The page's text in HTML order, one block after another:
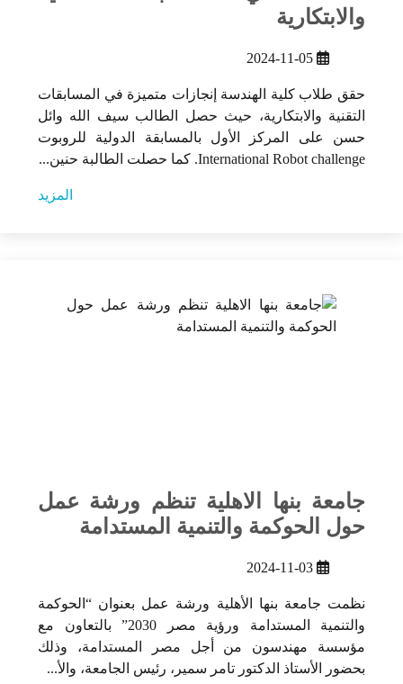
والابتكارية
2024-11-05
حقق طلاب كلية الهندسة إنجازات متميزة في المسابقات
التقنية والابتكارية، حيث حصل الطالب سيف الله وائل
حسن على المركز الأول بالمسابقة الدولية للروبوت
International Robot challenge. كما حصلت الطالبة حنين...
المزيد
جامعة بنها الاهلية تنظم ورشة عمل
حول الحوكمة والتنمية المستدامة
2024-11-03
نظمت جامعة بنها الأهلية ورشة عمل بعنوان “الحوكمة
والتنمية المستدامة ورؤية مصر 2030” بالتعاون مع
مؤسسة مهندسون من أجل مصر المستدامة، وذلك
بحضور الأستاذ الدكتور تامر سمير، رئيس الجامعة، والأ...